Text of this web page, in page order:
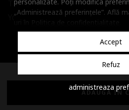
„Administrează preferințele”. Află
Accept
Refuz
administreaza
ADAUGA IN
TikTok
Youtube
© 2001 - 2026 Dante International,